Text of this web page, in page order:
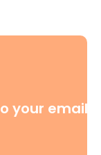
your email